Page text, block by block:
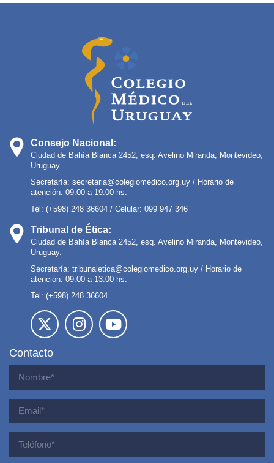
Consejo Nacional:
Ciudad de Bahía Blanca 2452, esq. Avelino Miranda, Montevideo,
Uruguay.
Secretaría: secretaria@colegiomedico.org.uy / Horario de
atención: 09:00 a 19:00 hs.
Tel: (+598) 248 36604 / Celular: 099 947 346
Tribunal de Ética:
Ciudad de Bahía Blanca 2452, esq. Avelino Miranda, Montevideo,
Uruguay.
Secretaría: tribunaletica@colegiomedico.org.uy / Horario de
atención: 09:00 a 13:00 hs.
Tel: (+598) 248 36604
Contacto